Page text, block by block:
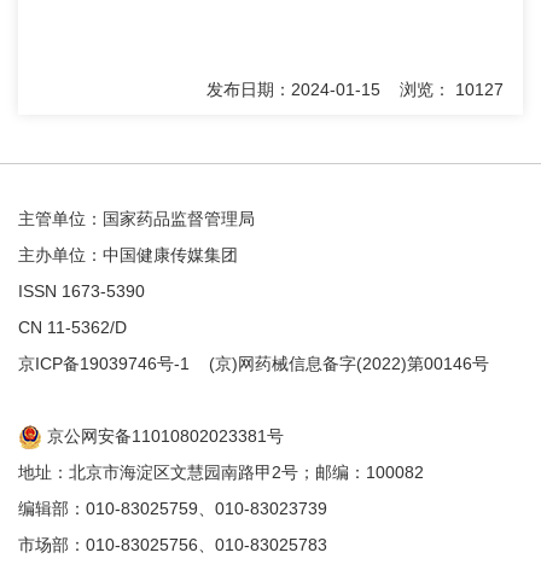
发布日期：2024-01-15 浏览： 10127
主管单位：国家药品监督管理局
主办单位：中国健康传媒集团
ISSN 1673-5390
CN 11-5362/D
京ICP备19039746号-1
(京)网药械信息备字(2022)第00146号
京公网安备11010802023381号
地址：北京市海淀区文慧园南路甲2号；邮编：100082
编辑部：010-83025759、010-83023739
市场部：010-83025756、010-83025783